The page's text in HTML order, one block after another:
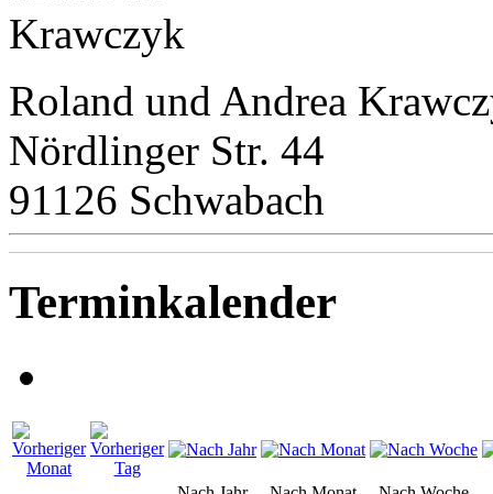
Roland und Andrea
Nördlinger Str. 44
91126 Schwabach
Terminkalender